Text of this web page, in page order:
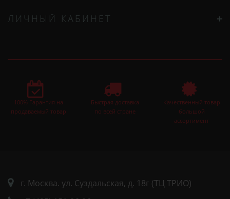
ЛИЧНЫЙ КАБИНЕТ
100% Гарантия на
продаваемый товар
Быстрая доставка
по всей стране
Качественный товар
большой
ассортимент
г. Москва. ул. Суздальская, д. 18г (ТЦ ТРИО)